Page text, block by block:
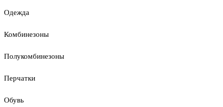
Одежда
Комбинезоны
Полукомбинезоны
Перчатки
Обувь